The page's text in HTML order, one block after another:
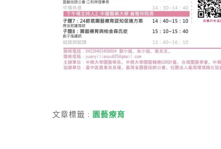
文章標籤 : 園藝療育